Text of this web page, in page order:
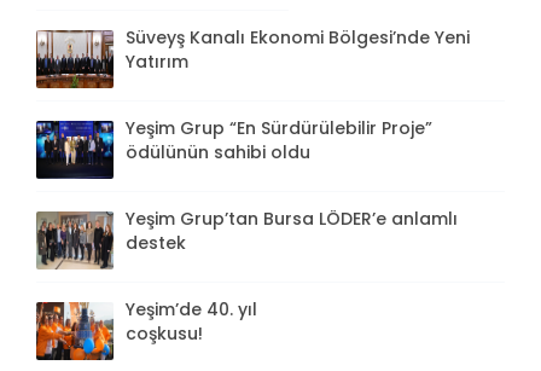
Süveyş Kanalı Ekonomi Bölgesi’nde Yeni
Yatırım
Yeşim Grup “En Sürdürülebilir Proje”
ödülünün sahibi oldu
Yeşim Grup’tan Bursa LÖDER’e anlamlı
destek
Yeşim’de 40. yıl
coşkusu!